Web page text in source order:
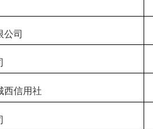
公司
西信用社